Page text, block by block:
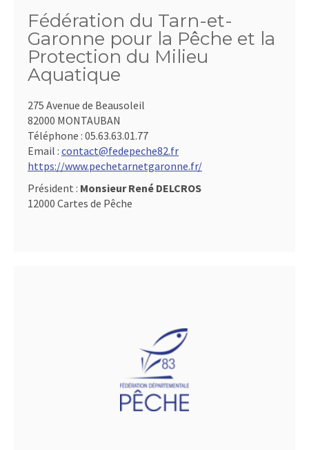
Fédération du Tarn-et-
Garonne pour la Pêche et la
Protection du Milieu
Aquatique
275 Avenue de Beausoleil
82000 MONTAUBAN
Téléphone : 05.63.63.01.77
Email : contact@fedepeche82.fr
https://www.pechetarnetgaronne.fr/
Président : Monsieur René DELCROS
12000 Cartes de Pêche